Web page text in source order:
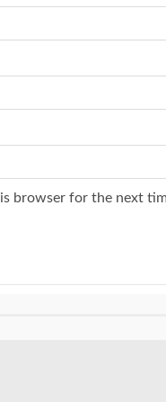
browser for the next